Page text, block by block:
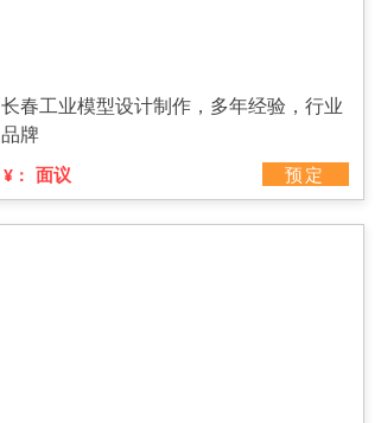
长春工业模型设计制作，多年经验，行业
品牌
¥： 面议 预定